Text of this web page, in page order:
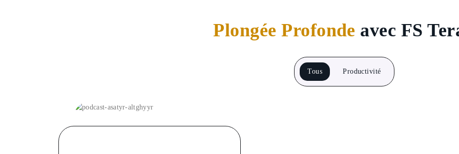
Plongée Profonde avec FS
Tous Productivité